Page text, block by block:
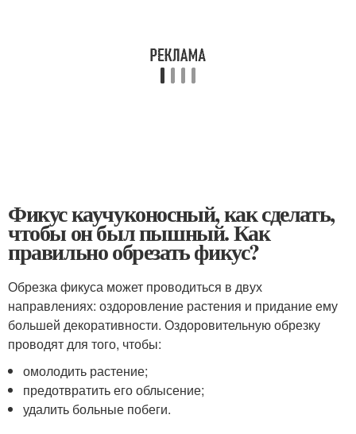
Фикус каучуконосный, как сделать,
чтобы он был пышный. Как
правильно обрезать фикус?
Обрезка фикуса может проводиться в двух
направлениях: оздоровление растения и придание ему
большей декоративности. Оздоровительную обрезку
проводят для того, чтобы:
омолодить растение;
предотвратить его облысение;
удалить больные побеги.